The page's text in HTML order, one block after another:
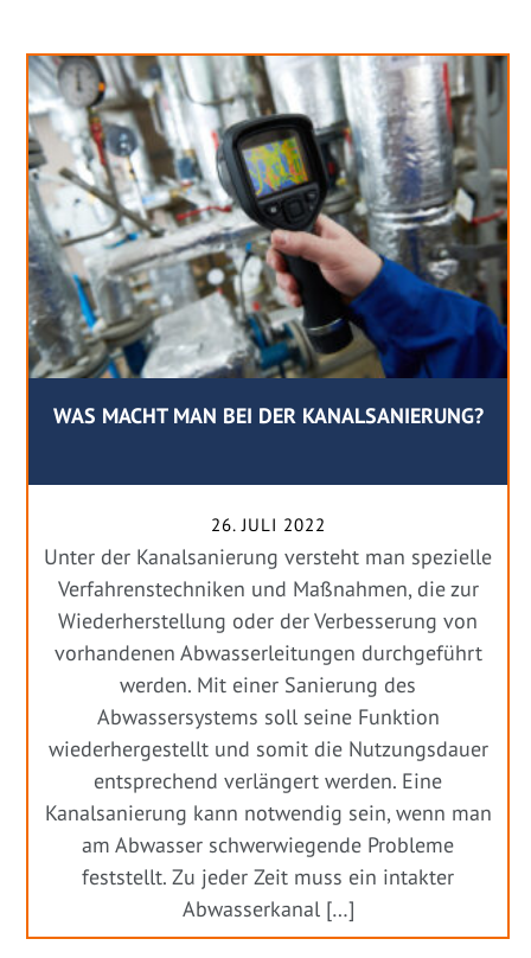
WAS MACHT MAN BEI DER KANALSANIERUNG?
26. JULI 2022
Unter der Kanalsanierung versteht man spezielle
Verfahrenstechniken und Maßnahmen, die zur
Wiederherstellung oder der Verbesserung von
vorhandenen Abwasserleitungen durchgeführt
werden. Mit einer Sanierung des
Abwassersystems soll seine Funktion
wiederhergestellt und somit die Nutzungsdauer
entsprechend verlängert werden. Eine
Kanalsanierung kann notwendig sein, wenn man
am Abwasser schwerwiegende Probleme
feststellt. Zu jeder Zeit muss ein intakter
Abwasserkanal […]